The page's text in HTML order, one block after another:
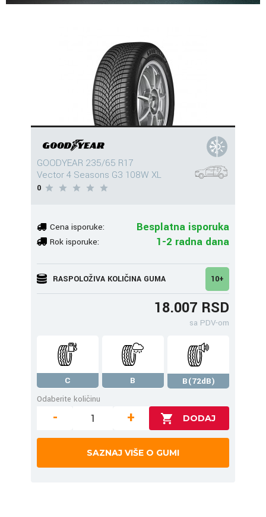
GOODYEAR 235/65 R17
Vector 4 Seasons G3 108W XL
0
Cena isporuke: Besplatna isporuka
Rok isporuke: 1-2 radna dana
RASPOLOŽIVA KOLIČINA GUMA 10+
18.007 RSD
sa PDV-om
C B
B(72dB)
Odaberite količinu
- +
SAZNAJ VIŠE O GUMI